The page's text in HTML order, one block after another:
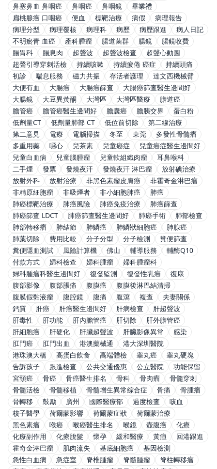
鼻塞鼻血 鼻咽癌
鼻咽癌 鼻咽鏡
畢業禮
扁桃腺癌 口咽癌
便血 標靶治療 病假
病理報告
病理分型
病理覆核 病理科 病歷 病歷跟進
病人日記
不明瘀青 血癌
產科腫瘤 腸道菌群 腸鏡
腸鏡收費
腸胃科
腸息肉 超聲波 超聲波檢查
超聲心動圖
超聲引導穿刺活檢
持續咳嗽 持續疲倦 癌症
持續頭痛
初診
喘息服務 磁力共振 存活者護理
達文西機械臂
大便有血
大腸癌 大腸癌篩查
大腸癌篩查醫生邊間好
大腸鏡
大豆異黃酮 大灣區 大灣區醫療
膽道癌
膽管癌
膽管癌醫生邊間好 膽囊癌 膽胰交界
蛋白粉
低劑量CT
低劑量肺部 CT 低位前切除
第二線治療
第二意見
電療 電腦掃描 冬至 東莞
多發性骨髓瘤
多重用藥
噁心 兒茶素 兒童癌症
兒童癌症醫生邊間好
兒童白血病
兒童腦腫瘤 兒童軟組織肉瘤
耳鼻喉科
二手煙
發票 發燒夜汗 發燒夜汗 淋巴瘤
放射碘治療
放射外科
放射治療 非黑色素瘤皮膚癌
非霍奇金淋巴瘤
非精原細胞瘤
非吸煙者 非小細胞肺癌
肺癌
肺癌標靶治療
肺癌風險 肺癌免疫治療
肺癌篩查
肺癌篩查 LDCT
肺癌篩查醫生邊間好 肺癌手術
肺部檢查
肺部轉移瘤
肺結節 肺鱗癌 肺鱗狀細胞癌
肺腺癌
肺葉切除
費用比較 分子分型 分子檢測
糞便篩查
糞便隱血測試
風險計算機 佛山 輔導服務
輔酶Q10
付款方式
婦科檢查 婦科腫瘤
婦科腫瘤科
婦科腫瘤科醫生邊間好
復發監測 復發性乳癌
復康
腹部影像
腹部脹痛 腹膜癌
腹膜後淋巴結清掃
腹膜假黏液瘤
腹腔鏡 腹痛 腹瀉 複查
夫妻關係
鈣質
肝癌 肝癌醫生邊間好 肝病檢查
肝超聲波
肝毒性
肝功能 肝內膽管癌 肝切除
肝外膽管癌
肝細胞癌
肝硬化 肝臟超聲波 肝臟影像異常
感染
肛門癌
肛門出血 港澳藥械通
港大深圳醫院
港珠澳大橋
高蛋白飲食 高端體檢 睾丸癌
睾丸硬塊
告訴孩子
跟進檢查 公共交通優惠 公立醫院
功能保留
宮頸癌
骨癌 骨癌醫生排名 骨科 骨肉瘤
骨髓穿刺
骨髓活檢
骨髓移植 骨髓增生異常綜合症 骨痛
骨腫瘤
骨轉移
鼓勵 廣州 國際醫療部 過度檢查
咳血
核子醫學
荷爾蒙影響 荷爾蒙症狀
荷爾蒙治療
黑色素瘤
喉癌 喉癌醫生排名 喉鏡 壺腹癌
化療
化療副作用
化療脫髮 懷孕 緩和醫療 黃疸
回港跟進
霍奇金淋巴瘤
肌肉流失 基底細胞癌
基因檢測
急性白血病
急症室 脊椎腫瘤 脊髓腫瘤
脊柱轉移瘤